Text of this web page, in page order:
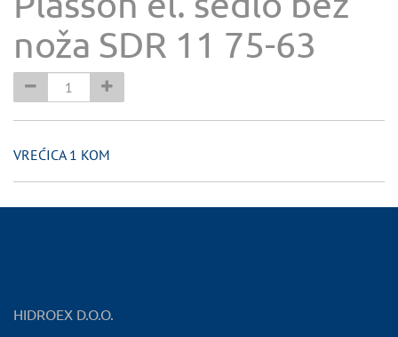
noža SDR 11 75-63
VREĆICA 1 KOM
HIDROEX D.O.O.